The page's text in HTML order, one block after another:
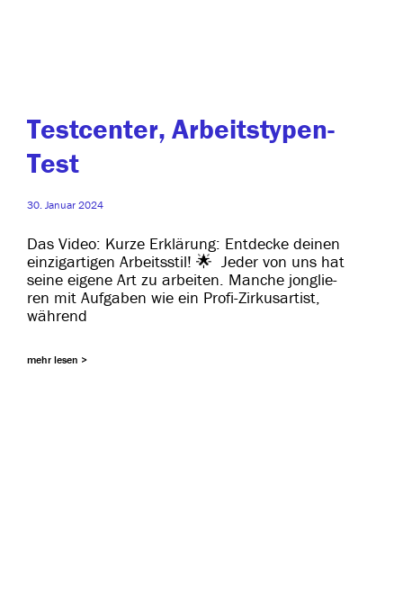
Testcenter, Arbeitstypen-
Test
30. Januar 2024
Das Video: Kurze Erklärung: Entdecke dei­nen
ein­zig­ar­ti­gen Arbeitsstil! 🌟 Jeder von uns hat
sei­ne eige­ne Art zu arbei­ten. Manche jon­glie­
ren mit Aufgaben wie ein Profi-Zirkusartist,
während
mehr lesen >